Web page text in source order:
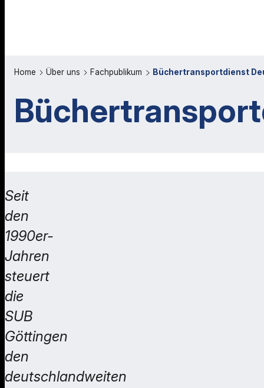
Home Über uns Fachpublikum Büchertransportdienst
Seit
den
1990er-
Jahren
steuert
die
SUB
Göttingen
den
deutschlandweiten